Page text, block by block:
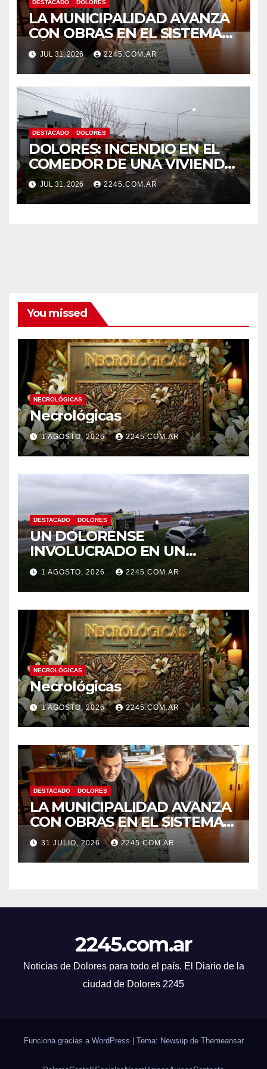
DESTACADO DOLORES
LA MUNICIPALIDAD AVANZA
CON OBRAS EN EL SISTEMA
HÍDRICO DE DOLORES
JUL 31, 2026 2245.COM.AR
DESTACADO DOLORES
DOLORES: INCENDIO EN EL
COMEDOR DE UNA VIVIENDA
FUE CONTROLADO POR
BOMBEROS
JUL 31, 2026 2245.COM.AR
You missed
NECROLÓGICAS
Necrológicas
1 AGOSTO, 2026 2245.COM.AR
DESTACADO DOLORES
UN DOLORENSE
INVOLUCRADO EN UN
SINIESTRO QUE TERMINÓ
CON DESPISTE Y VUELCO
1 AGOSTO, 2026 2245.COM.AR
NECROLÓGICAS
Necrológicas
1 AGOSTO, 2026 2245.COM.AR
DESTACADO DOLORES
LA MUNICIPALIDAD AVANZA
CON OBRAS EN EL SISTEMA
HÍDRICO DE DOLORES
31 JULIO, 2026 2245.COM.AR
2245.com.ar
Noticias de Dolores para todo el país. El Diario de la
ciudad de Dolores 2245
Funciona gracias a WordPress Tema: Newsup de Themeansar